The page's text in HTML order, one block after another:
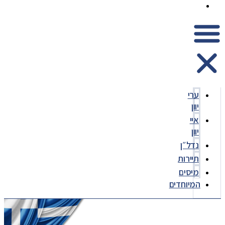
ערי
יוון
איי
יוון
נדל״ן
תיירות
מיסים
המיוחדים